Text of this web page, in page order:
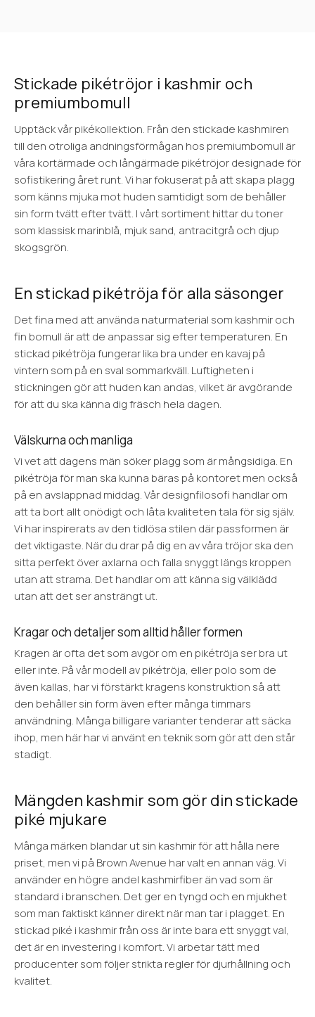
Stickade pikétröjor i kashmir och
premiumbomull
Upptäck vår pikékollektion. Från den stickade kashmiren
till den otroliga andningsförmågan hos premiumbomull är
våra kortärmade och långärmade pikétröjor designade för
sofistikering året runt. Vi har fokuserat på att skapa plagg
som känns mjuka mot huden samtidigt som de behåller
sin form tvätt efter tvätt. I vårt sortiment hittar du toner
som klassisk marinblå, mjuk sand, antracitgrå och djup
skogsgrön.
En stickad pikétröja för alla säsonger
Det fina med att använda naturmaterial som kashmir och
fin bomull är att de anpassar sig efter temperaturen. En
stickad pikétröja fungerar lika bra under en kavaj på
vintern som på en sval sommarkväll. Luftigheten i
stickningen gör att huden kan andas, vilket är avgörande
för att du ska känna dig fräsch hela dagen.
Välskurna och manliga
Vi vet att dagens män söker plagg som är mångsidiga. En
pikétröja för man ska kunna bäras på kontoret men också
på en avslappnad middag. Vår designfilosofi handlar om
att ta bort allt onödigt och låta kvaliteten tala för sig själv.
Vi har inspirerats av den tidlösa stilen där passformen är
det viktigaste. När du drar på dig en av våra tröjor ska den
sitta perfekt över axlarna och falla snyggt längs kroppen
utan att strama. Det handlar om att känna sig välklädd
utan att det ser ansträngt ut.
Kragar och detaljer som alltid håller formen
Kragen är ofta det som avgör om en pikétröja ser bra ut
eller inte. På vår modell av pikétröja, eller polo som de
även kallas, har vi förstärkt kragens konstruktion så att
den behåller sin form även efter många timmars
användning. Många billigare varianter tenderar att säcka
ihop, men här har vi använt en teknik som gör att den står
stadigt.
Mängden kashmir som gör din stickade
piké mjukare
Många märken blandar ut sin kashmir för att hålla nere
priset, men vi på Brown Avenue har valt en annan väg. Vi
använder en högre andel kashmirfiber än vad som är
standard i branschen. Det ger en tyngd och en mjukhet
som man faktiskt känner direkt när man tar i plagget. En
stickad piké i kashmir från oss är inte bara ett snyggt val,
det är en investering i komfort. Vi arbetar tätt med
producenter som följer strikta regler för djurhållning och
kvalitet.